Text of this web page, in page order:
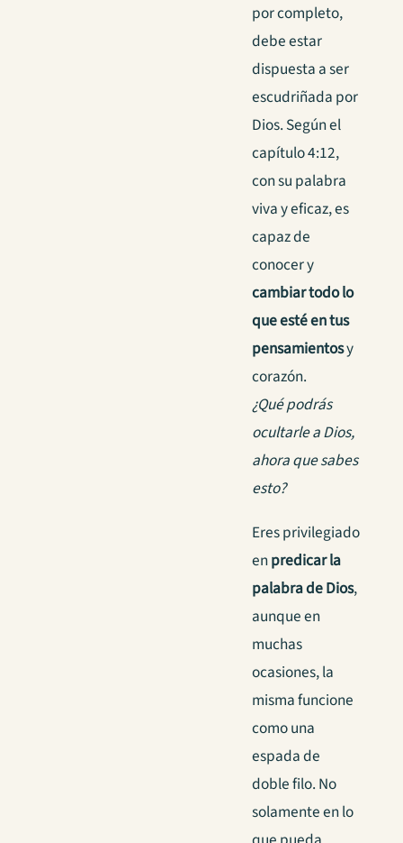
por completo,
debe estar
dispuesta a ser
escudriñada por
Dios. Según el
capítulo 4:12,
con su palabra
viva y eficaz, es
capaz de
conocer y
cambiar todo lo
que esté en tus
pensamientosy
corazón.
¿Qué podrás
ocultarle a Dios,
ahora que sabes
esto?
Eres privilegiado
enpredicar la
palabra de Dios,
aunque en
muchas
ocasiones, la
misma funcione
como una
espada de
doble filo. No
solamente en lo